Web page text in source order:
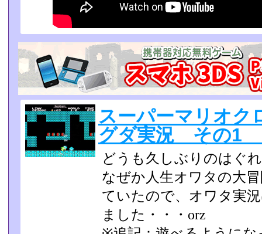
スーパーマリオク
グダ実況 その1
どうも久しぶりのはぐ
なぜか人生オワタの大
ていたので、オワタ実
ました・・・orz